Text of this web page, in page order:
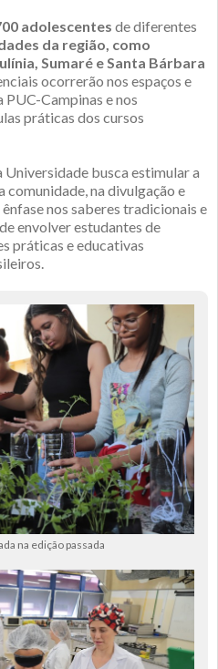
adolescentes de diferentes
da região, como
Sumaré e Santa Bárbara
ocorrerão nos espaços e
PUC-Campinas e nos
práticas dos cursos
Universidade busca estimular a
comunidade, na divulgação e
nos saberes tradicionais e
envolver estudantes de
práticas e educativas
na edição passada